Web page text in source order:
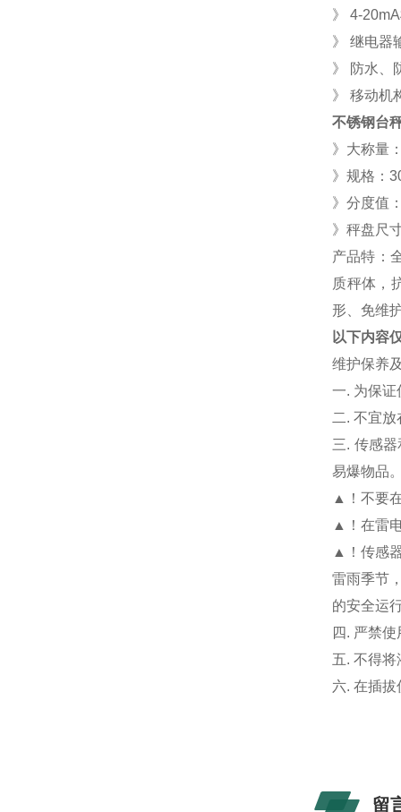
》 4-
》 继电器
》 防水、
》 移动机
不锈钢台
》大称量
》规格：
》分度值
》秤盘尺
产品特：
质秤体，
形、免维
以下内容
维护保养
一. 为保
二. 不宜
三. 传感
易爆物品
▲！不要
▲！在雷
▲！传感
雷雨季节
的安全运
四. 严禁
五. 不得
六. 在插
留